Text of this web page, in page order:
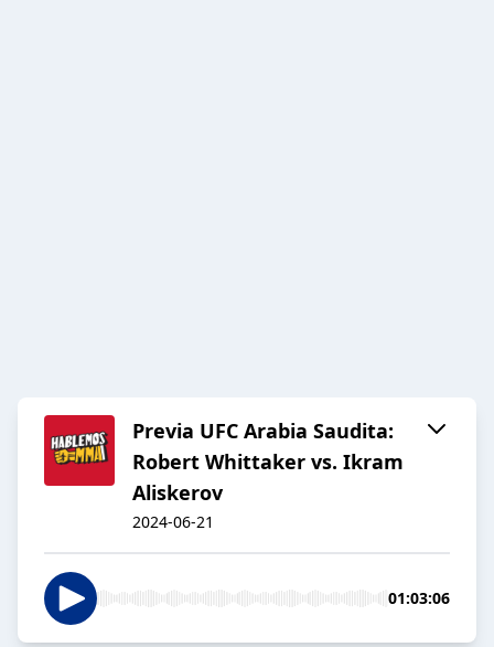
Previa UFC Arabia Saudita:
Robert Whittaker vs. Ikram
Aliskerov
2024-06-21
01:03:06